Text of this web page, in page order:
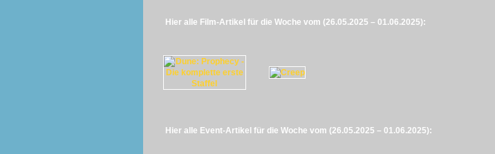
Hier alle Film-Artikel für die Woche vom (26.05.2025 – 01.06.2025):
Hier alle Event-Artikel für die Woche vom (26.05.2025 – 01.06.2025):